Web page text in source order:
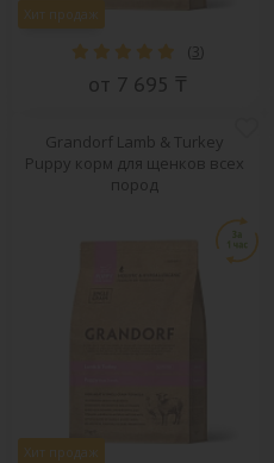
Хит продаж
( 3)
от 7 695 ₸
Grandorf Lamb & Turkey
Puppy корм для щенков всех
пород
Хит продаж